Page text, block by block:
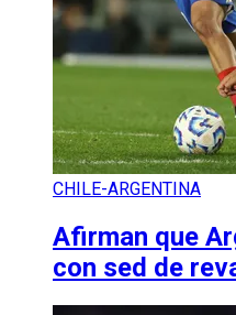
CHILE-ARGENTINA
Afirman que
con sed de